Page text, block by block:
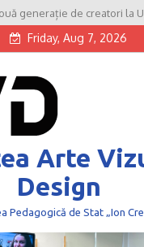
generație de creatori la
Friday, Aug 7, 2026
Arte
Design
Pedagogică de Stat „Ion